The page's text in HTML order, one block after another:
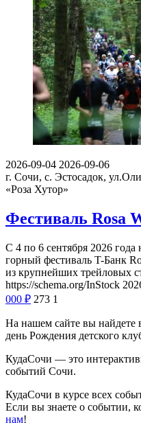
2026-09-04 2026-09-06
г. Сочи, с. Эстосадок,
«Роза Хутор»
Фестиваль Rosa
С 4 по 6 сентября 2026 года
горный фестиваль T-Банк
из крупнейших трейловых
https://schema.org/InStock
000 ₽ 273 1
На нашем сайте вы
день Рождения детского
КудаСочи — это
событий Сочи.
КудаСочи в курсе всех
Если вы знаете о событии,
нам!